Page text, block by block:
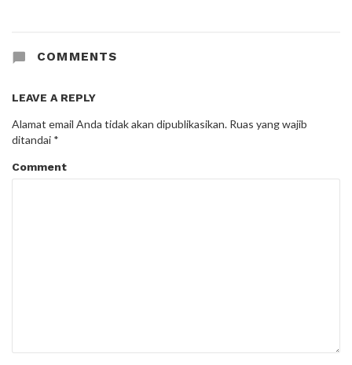
COMMENTS
LEAVE A REPLY
Alamat email Anda tidak akan dipublikasikan. Ruas yang wajib
ditandai *
Comment